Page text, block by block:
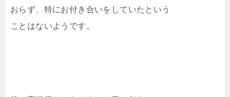
おらず、特にお付き合いをしていたという
ことはないようです。